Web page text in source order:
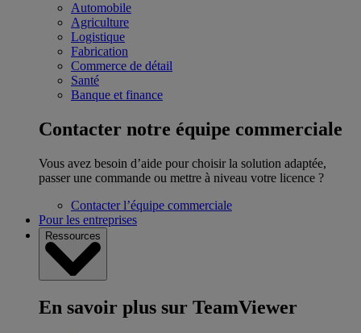
Automobile
Agriculture
Logistique
Fabrication
Commerce de détail
Santé
Banque et finance
Contacter notre équipe commerciale
Vous avez besoin d’aide pour choisir la solution adaptée,
passer une commande ou mettre à niveau votre licence ?
Contacter l’équipe commerciale
Pour les entreprises
Ressources
En savoir plus sur TeamViewer